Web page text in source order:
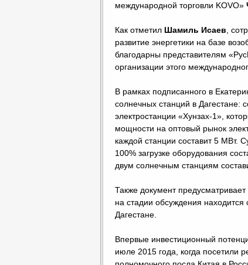
международной торговли KOVO»
Как отметил Шамиль Исаев ,
развитие энергетики на базе
благодарны представителям
организации этого
В рамках подписанного в
солнечных станций в Дагестане:
электростанции «Хунзах-1»,
мощности на оптовый рынок
каждой станции составит 5 МВт.
100% загрузке оборудования
двум солнечным станциям
Также документ предусматривает
на стадии обсуждения
Дагестане.
Впервые инвестиционный
июле 2015 года, когда посетили